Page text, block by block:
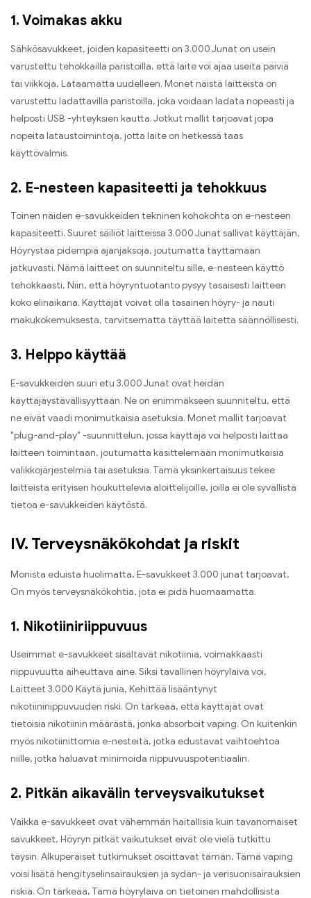
1. Voimakas akku
Sähkösavukkeet, joiden kapasiteetti on 3.000 Junat on usein
varustettu tehokkailla paristoilla, että laite voi ajaa useita päiviä
tai viikkoja, Lataamatta uudelleen. Monet näistä laitteista on
varustettu ladattavilla paristoilla, joka voidaan ladata nopeasti ja
helposti USB -yhteyksien kautta. Jotkut mallit tarjoavat jopa
nopeita lataustoimintoja, jotta laite on hetkessä taas
käyttövalmis.
2. E-nesteen kapasiteetti ja tehokkuus
Toinen näiden e-savukkeiden tekninen kohokohta on e-nesteen
kapasiteetti. Suuret säiliöt laitteissa 3.000 Junat sallivat käyttäjän,
Höyrystää pidempiä ajanjaksoja, joutumatta täyttämään
jatkuvasti. Nämä laitteet on suunniteltu sille, e-nesteen käyttö
tehokkaasti, Niin, että höyryntuotanto pysyy tasaisesti laitteen
koko elinaikana. Käyttäjät voivat olla tasainen höyry- ja nauti
makukokemuksesta, tarvitsematta täyttää laitetta säännöllisesti.
3. Helppo käyttää
E-savukkeiden suuri etu 3.000 Junat ovat heidän
käyttäjäystävällisyyttään. Ne on enimmäkseen suunniteltu, että
ne eivät vaadi monimutkaisia ​​asetuksia. Monet mallit tarjoavat
"plug-and-play" -suunnittelun, jossa käyttäjä voi helposti laittaa
laitteen toimintaan, joutumatta käsittelemään monimutkaisia ​​
valikkojärjestelmiä tai asetuksia. Tämä yksinkertaisuus tekee
laitteista erityisen houkuttelevia aloittelijoille, joilla ei ole syvällistä
tietoa e-savukkeiden käytöstä.
IV. Terveysnäkökohdat ja riskit
Monista eduista huolimatta, E-savukkeet 3.000 junat tarjoavat,
On myös terveysnäkökohtia, jota ei pidä huomaamatta.
1. Nikotiiniriippuvuus
Useimmat e-savukkeet sisältävät nikotiinia, voimakkaasti
riippuvuutta aiheuttava aine. Siksi tavallinen höyrylaiva voi,
Laitteet 3.000 Käytä junia, Kehittää lisääntynyt
nikotiiniriippuvuuden riski. On tärkeää, että käyttäjät ovat
tietoisia nikotiinin määrästä, jonka absorboit vaping. On kuitenkin
myös nikotiinittomia e-nesteitä, jotka edustavat vaihtoehtoa
niille, jotka haluavat minimoida riippuvuuspotentiaalin.
2. Pitkän aikavälin terveysvaikutukset
Vaikka e-savukkeet ovat vähemmän haitallisia kuin tavanomaiset
savukkeet, Höyryn pitkät vaikutukset eivät ole vielä tutkittu
täysin. Alkuperäiset tutkimukset osoittavat tämän, Tämä vaping
voisi lisätä hengityselinsairauksien ja sydän- ja verisuonisairauksien
riskiä. On tärkeää, Tämä höyrylaiva on tietoinen mahdollisista